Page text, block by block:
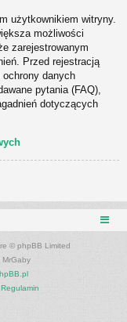
użytkownikiem witryny.
możliwości
zarejestrowanym
Przed rejestracją
danych
pytania (FAQ),
dotyczących
© phpBB Limited
Regulamin